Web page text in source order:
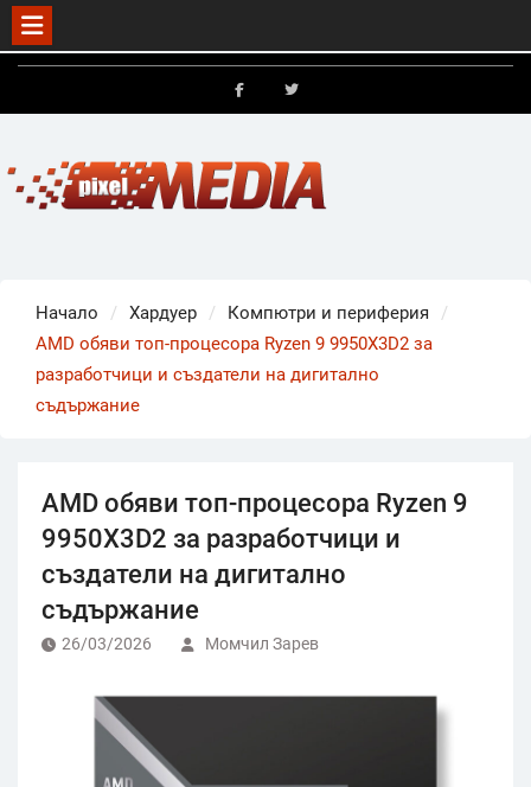
Skip
Начало Хардуер
Компютри и периферия
AMD обяви топ-процесора Ryzen 9 9950X3D2 за
разработчици и създатели на дигитално
съдържание
AMD обяви топ-процесора Ryzen 9
9950X3D2 за разработчици и
създатели на дигитално
съдържание
26/03/2026 Момчил Зарев